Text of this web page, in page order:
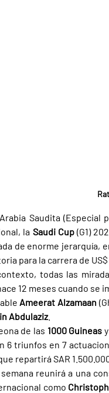
Arabia Saudita
la Saudi Cup (G1)
de enorme jerarquía,
para la carrera de
todas las
12 meses cuando se
Ameerat Alzamaan
Abdulaziz.
de las 1000 Guineas
6 triunfos en 7
repartirá SAR
reunirá a una
como